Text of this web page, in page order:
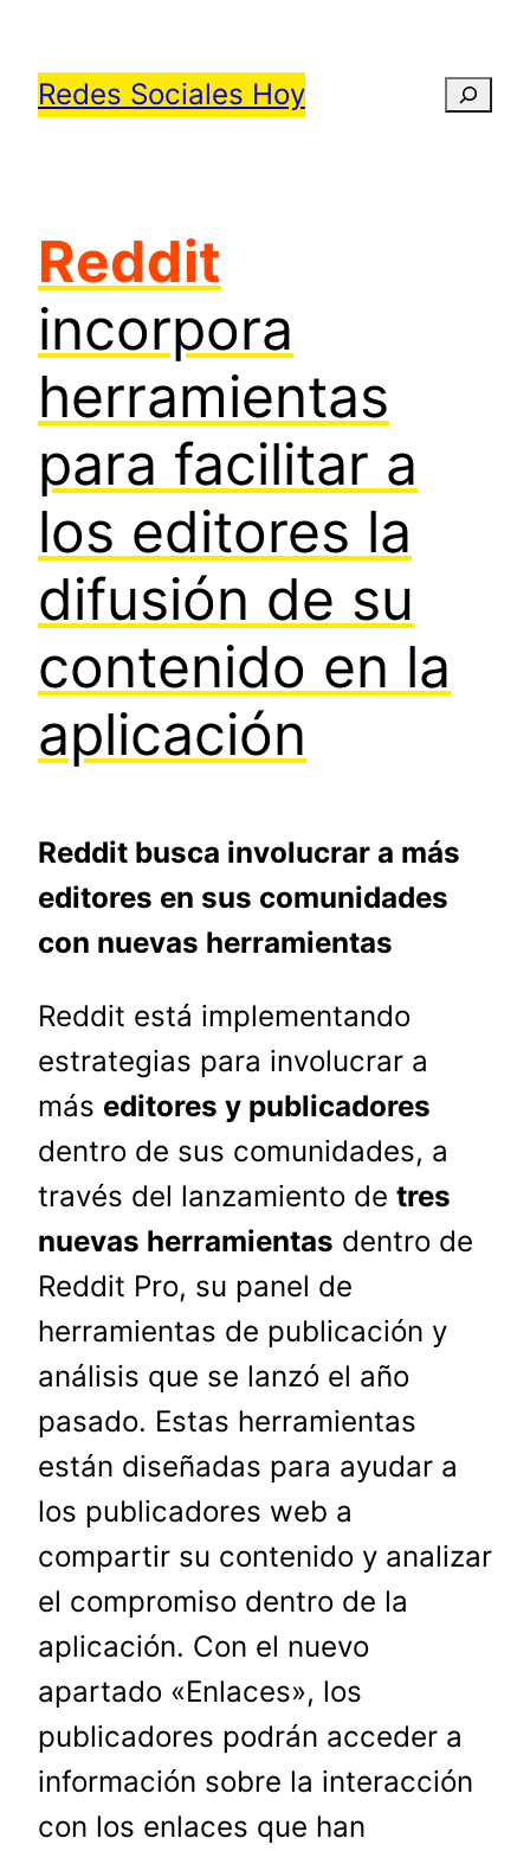
contenido
Redes Sociales Hoy
Reddit
incorpora
herramientas
para facilitar a
los editores la
difusión de su
contenido en la
aplicación
Reddit busca involucrar a más
editores en sus comunidades
con nuevas herramientas
Reddit está implementando
estrategias para involucrar a
más editores y publicadores
dentro de sus comunidades, a
través del lanzamiento de tres
nuevas herramientas dentro de
Reddit Pro, su panel de
herramientas de publicación y
análisis que se lanzó el año
pasado. Estas herramientas
están diseñadas para ayudar a
los publicadores web a
compartir su contenido y analizar
el compromiso dentro de la
aplicación. Con el nuevo
apartado «Enlaces», los
publicadores podrán acceder a
información sobre la interacción
con los enlaces que han